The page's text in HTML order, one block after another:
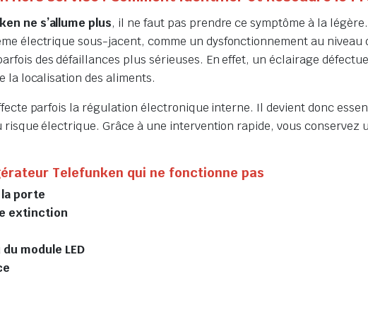
ne s’allume plus, il ne faut pas prendre ce symptôme à la
électrique sous-jacent, comme un dysfonctionnement au niveau
des défaillances plus sérieuses. En effet, un éclairage
la localisation des aliments.
parfois la régulation électronique interne. Il devient donc
électrique. Grâce à une intervention rapide, vous
Telefunken qui ne fonctionne pas
porte
extinction
module LED